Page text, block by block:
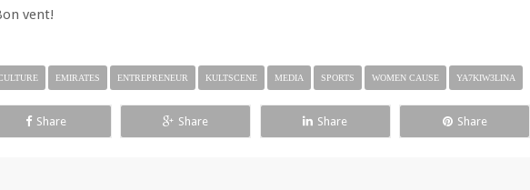
vent!
EMIRATES ENTREPRENEUR KULTSCENE MEDIA SPORTS WOMEN CAUSE YA7KIW3LINA
Share Share Share Share